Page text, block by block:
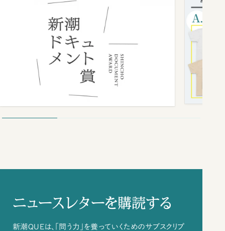
ニュースレターを購読する
新潮QUEは、「問う力」を養っていくためのサブスクリプ